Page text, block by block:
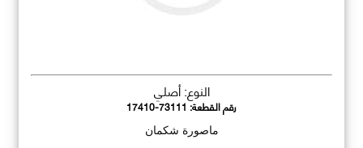
النوع: أصلي
رقم القطعة:17410-73111
ماصورة شكمان